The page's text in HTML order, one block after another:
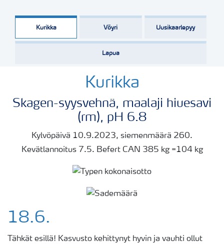
Kurikka Vöyri Uusikaarlepyy
Lapua
Kurikka
Skagen-syysvehnä, maalaji hiuesavi
(rm), pH 6.8
Kylvöpäivä 10.9.2023, siemenmäärä 260.
Kevätlannoitus 7.5. Befert CAN 385 kg =104 kg
18.6.
Tähkät esillä! Kasvusto kehittynyt hyvin ja vauhti ollut